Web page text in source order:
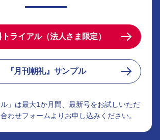
ライアル（法人さま限定）
『月刊朝礼』サンプル
ル」は最大1か月間、最新号をお試しいただ
わせフォームよりお申し込みください。